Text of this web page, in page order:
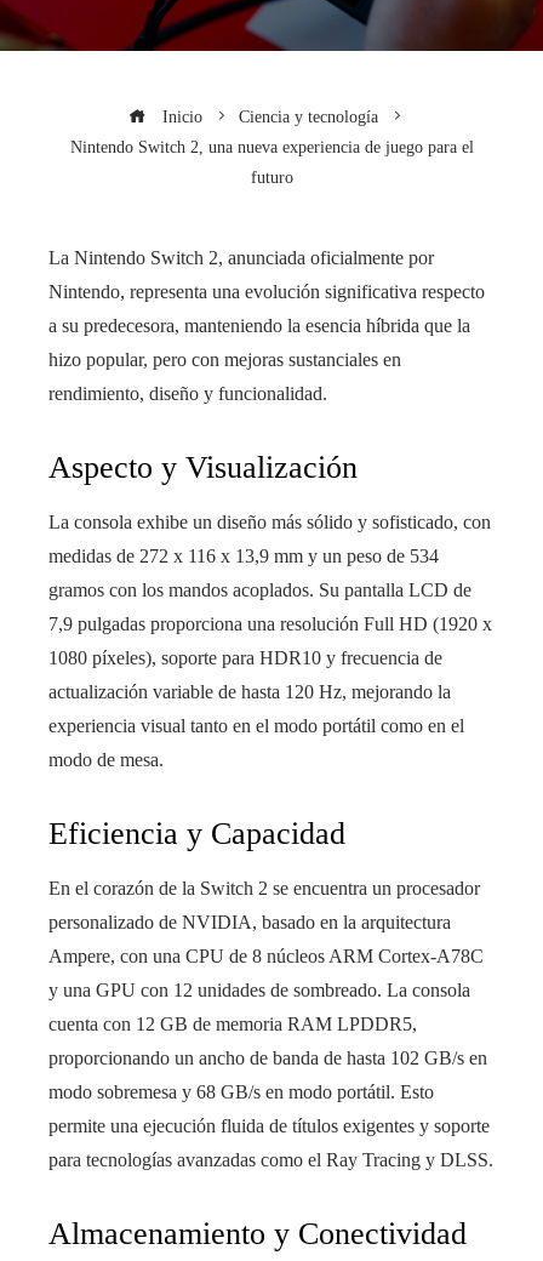
Inicio
Ciencia y tecnología
Nintendo Switch 2, una nueva experiencia de juego para el
futuro
La Nintendo Switch 2, anunciada oficialmente por
Nintendo, representa una evolución significativa respecto
a su predecesora, manteniendo la esencia híbrida que la
hizo popular, pero con mejoras sustanciales en
rendimiento, diseño y funcionalidad.
Aspecto y Visualización
La consola exhibe un diseño más sólido y sofisticado, con
medidas de 272 x 116 x 13,9 mm y un peso de 534
gramos con los mandos acoplados. Su pantalla LCD de
7,9 pulgadas proporciona una resolución Full HD (1920 x
1080 píxeles), soporte para HDR10 y frecuencia de
actualización variable de hasta 120 Hz, mejorando la
experiencia visual tanto en el modo portátil como en el
modo de mesa.
Eficiencia y Capacidad
En el corazón de la Switch 2 se encuentra un procesador
personalizado de NVIDIA, basado en la arquitectura
Ampere, con una CPU de 8 núcleos ARM Cortex-A78C
y una GPU con 12 unidades de sombreado. La consola
cuenta con 12 GB de memoria RAM LPDDR5,
proporcionando un ancho de banda de hasta 102 GB/s en
modo sobremesa y 68 GB/s en modo portátil. Esto
permite una ejecución fluida de títulos exigentes y soporte
para tecnologías avanzadas como el Ray Tracing y DLSS.
Almacenamiento y Conectividad